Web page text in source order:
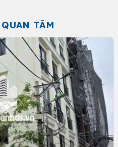
TÂM